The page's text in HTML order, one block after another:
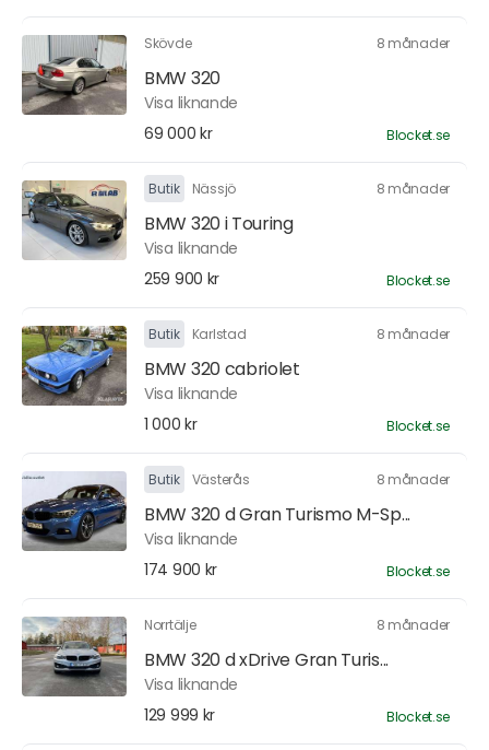
Skövde 8 månader
BMW 320
Visa liknande
69 000 kr
Blocket.se
Butik Nässjö 8 månader
BMW 320 i Touring
Visa liknande
259 900 kr
Blocket.se
Butik Karlstad 8 månader
BMW 320 cabriolet
Visa liknande
1 000 kr
Blocket.se
Butik Västerås 8 månader
BMW 320 d Gran Turismo M-Sp...
Visa liknande
174 900 kr
Blocket.se
Norrtälje 8 månader
BMW 320 d xDrive Gran Turis...
Visa liknande
129 999 kr
Blocket.se